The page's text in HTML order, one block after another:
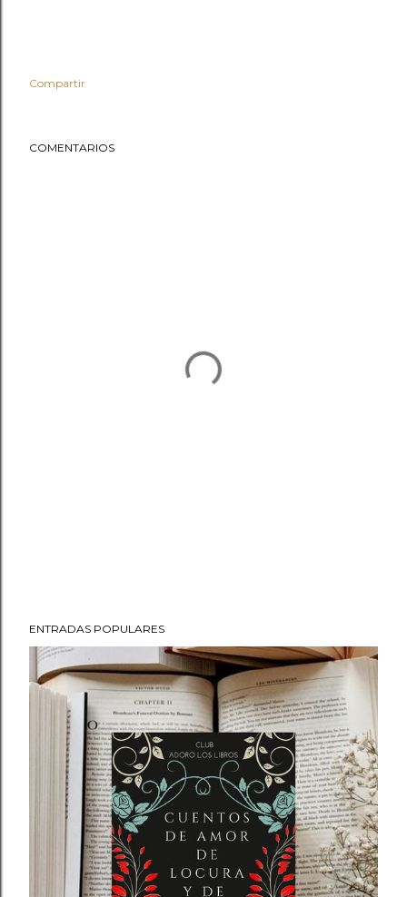
Compartir
COMENTARIOS
ENTRADAS POPULARES